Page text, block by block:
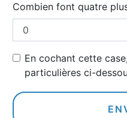
Combien font quatre
En cochant cette
particulières ci-